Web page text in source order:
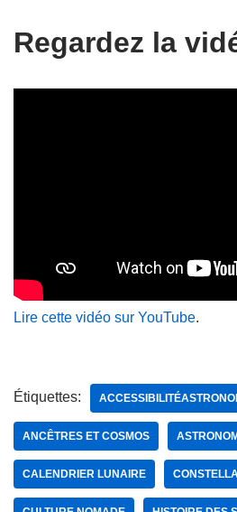
Regardez la
Lire cette vidéo sur YouTube.
Étiquettes:
ANCÊTRES ET COSMOS
CALENDRIER LUNAIRE